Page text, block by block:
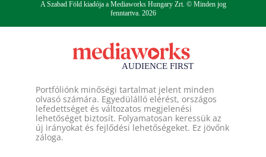
A Szabad Föld kiadója a Mediaworks Hungary Zrt. © Minden jog
fenntartva. 2026
Portfóliónk minőségi tartalmat jelent minden
olvasó számára. Egyedülálló elérést, országos
lefedettséget és változatos megjelenési
lehetőséget biztosít. Folyamatosan keressük az
új irányokat és fejlődési lehetőségeket. Ez jövőnk
záloga.